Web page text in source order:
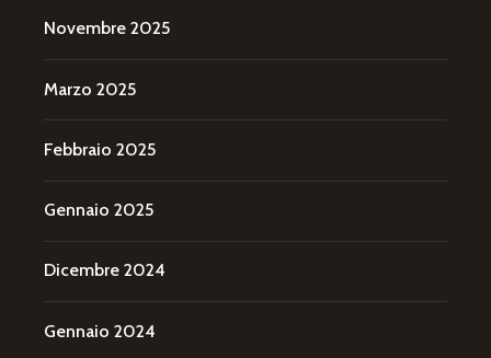
Novembre 2025
Marzo 2025
Febbraio 2025
Gennaio 2025
Dicembre 2024
Gennaio 2024